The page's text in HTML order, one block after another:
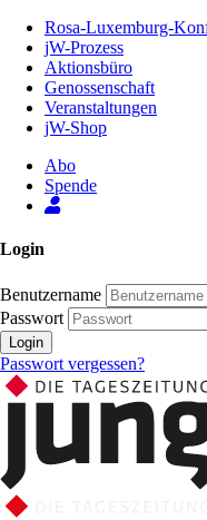
Inhalt
Seite
Rosa-Luxemburg-
jW-Prozess
Aktionsbüro
Genossenschaft
Veranstaltungen
jW-Shop
Abo
Spende
Login
Benutzername
Passwort
Login
Passwort vergessen?